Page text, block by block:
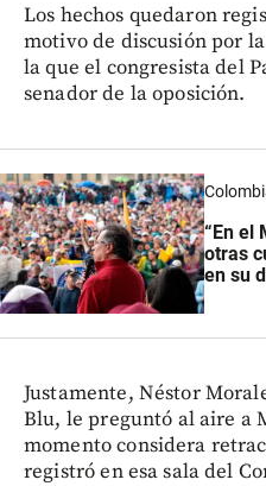
Los hechos quedaron
motivo de discusión por
la que el congresista del
senador de la oposición.
“En el
otras
en su
Justamente, Néstor
Blu, le preguntó al aire a
momento considera
registró en esa sala del